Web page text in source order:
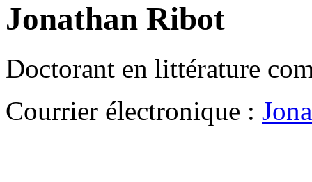
Jonathan Ribot
Doctorant en littérature
Courrier électronique :